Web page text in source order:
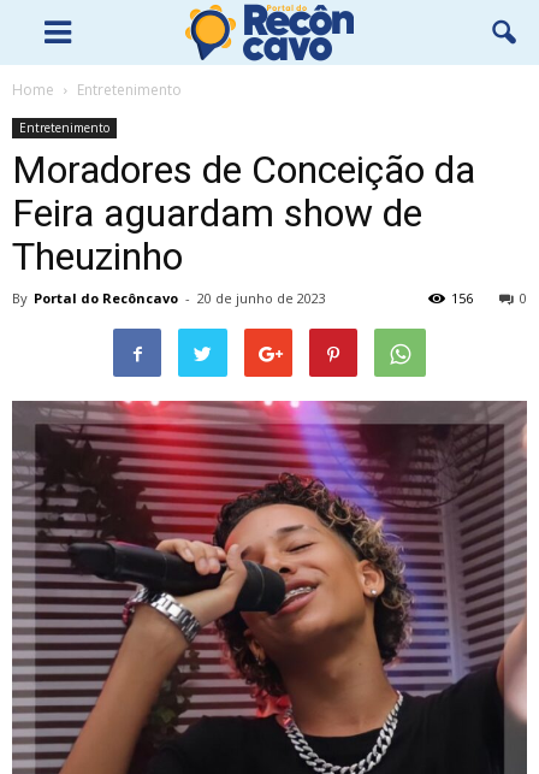
Home Entretenimento
Entretenimento
Moradores de Conceição da
Feira aguardam show de
Theuzinho
By Portal do Recôncavo - 20 de junho de 2023 0
156